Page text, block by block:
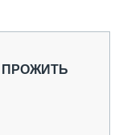
ПРОЖИТЬ